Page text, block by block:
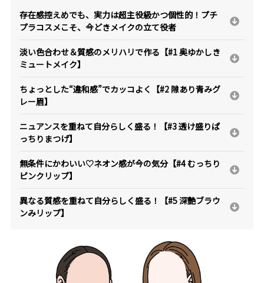
存在感控えめでも、実力は超主役級かつ個性的！プチ
プラコスメこそ、今どきメイクの立て役者
淡い色合わせ＆質感のメリハリで作る【#1 奥ゆかしき
ミュートメイク】
ちょっとした“違和感”でカッコよく【#2 隙あり青みグ
レー眉】
ニュアンスを重ねて自分らしく盛る！【#3 透け盛りぱ
っちりまつげ】
無条件にかわいい♡ネオン感が今の気分【#4 むっちり
ピンクリップ】
異なる質感を重ねて自分らしく盛る！【#5 深艶ブラウ
ンみリップ】